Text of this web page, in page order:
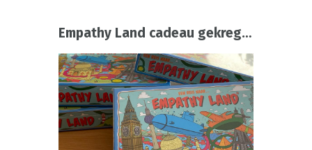
Empathy Land cadeau gekregen